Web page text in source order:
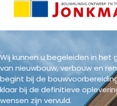
Wij kunnen u begeleiden in het
van nieuwbouw, verbouw en
begint bij de
klaar bij de definitieve
wensen zijn vervuld.